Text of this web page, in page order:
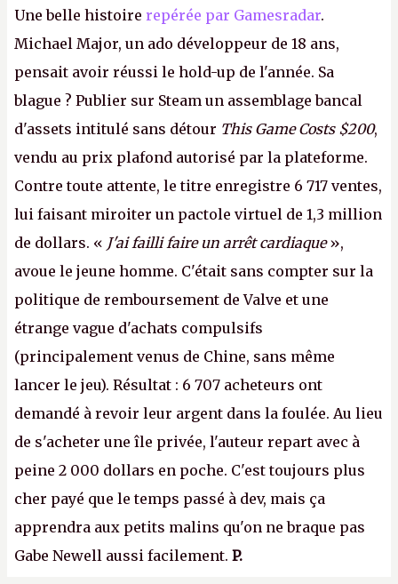
Une belle histoire repérée par Gamesradar.
Michael Major, un ado développeur de 18 ans,
pensait avoir réussi le hold-up de l'année. Sa
blague ? Publier sur Steam un assemblage bancal
d'assets intitulé sans détour This Game Costs $200,
vendu au prix plafond autorisé par la plateforme.
Contre toute attente, le titre enregistre 6 717 ventes,
lui faisant miroiter un pactole virtuel de 1,3 million
de dollars. « J'ai failli faire un arrêt cardiaque»,
avoue le jeune homme. C'était sans compter sur la
politique de remboursement de Valve et une
étrange vague d'achats compulsifs
(principalement venus de Chine, sans même
lancer le jeu). Résultat : 6 707 acheteurs ont
demandé à revoir leur argent dans la foulée. Au lieu
de s'acheter une île privée, l'auteur repart avec à
peine 2 000 dollars en poche. C'est toujours plus
cher payé que le temps passé à dev, mais ça
apprendra aux petits malins qu'on ne braque pas
Gabe Newell aussi facilement. P.